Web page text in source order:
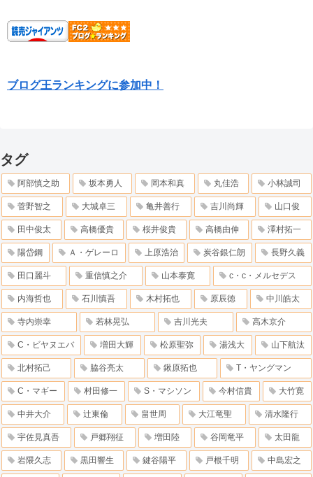
ブログ王ランキングに参加中！
タグ
阿部慎之助 坂本勇人 岡本和真 丸佳浩 小林誠司
菅野智之 大城卓三 亀井善行 吉川尚輝 山口俊
田中俊太 高橋優貴 桜井俊貴 高橋由伸 澤村拓一
陽岱鋼 Ａ・ゲレーロ 上原浩治 炭谷銀仁朗 長野久義
田口麗斗 重信慎之介 山本泰寛 c・c・メルセデス
内海哲也 石川慎吾 木村拓也 原辰徳 中川皓太
寺内崇幸 若林晃弘 吉川光夫 高木京介
C・ビヤヌエバ 増田大輝 松原聖弥 湯浅大 山下航汰
北村拓己 脇谷亮太 鍬原拓也 T・ヤングマン
C・マギー 村田修一 S・マシソン 今村信貴 大竹寛
中井大介 辻東倫 畠世周 大江竜聖 清水隆行
宇佐見真吾 戸郷翔征 増田陸 谷岡竜平 太田龍
岩隈久志 黒田響生 鍵谷陽平 戸根千明 中島宏之